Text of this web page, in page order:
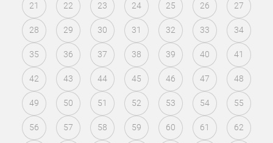
21 22 23 24 25 26 27
28 29 30 31 32 33 34
35 36 37 38 39 40 41
42 43 44 45 46 47 48
49 50 51 52 53 54 55
56 57 58 59 60 61 62